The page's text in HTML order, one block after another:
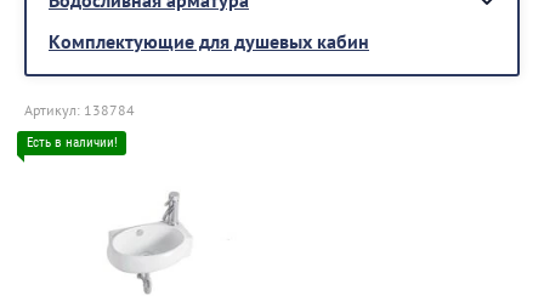
Комплектующие для душевых кабин
Артикул: 138784